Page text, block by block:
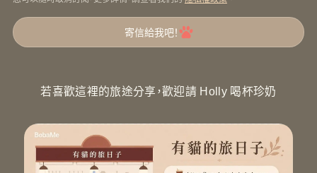
寄信給我吧！
若喜歡這裡的旅途分享，歡迎請 Holly 喝杯珍奶